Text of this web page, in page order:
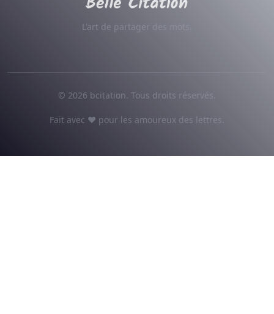
L'art de partager des mots.
© 2026 bcitation. Tous droits réservés.
Fait avec ♥ pour les amoureux des lettres.